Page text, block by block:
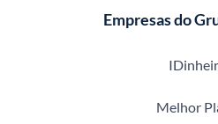
Empresas do
Melhor